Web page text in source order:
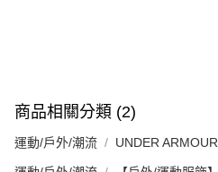
商品相關分類 (2)
運動/戶外/潮流 UNDER ARMOUR